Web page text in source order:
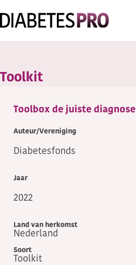
Toolkit
Toolbox de juiste diagnose
Diabetesfonds
2022
Nederland
Toolkit